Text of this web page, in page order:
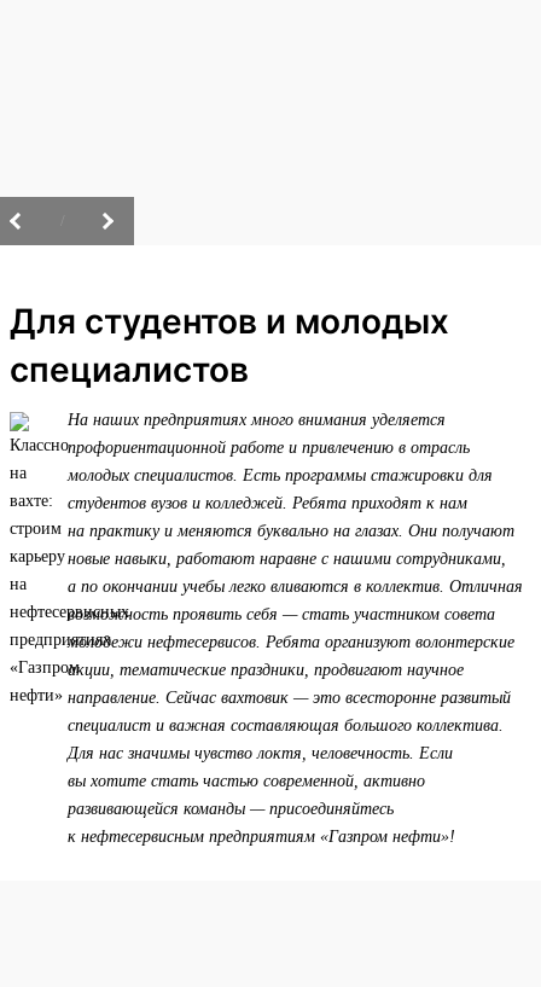
Для студентов и молодых
специалистов
На наших предприятиях много внимания уделяется
профориентационной работе и привлечению в отрасль
молодых специалистов. Есть программы стажировки для
студентов вузов и колледжей. Ребята приходят к нам
на практику и меняются буквально на глазах. Они получают
новые навыки, работают наравне с нашими сотрудниками,
а по окончании учебы легко вливаются в коллектив. Отличная
возможность проявить себя — стать участником совета
молодежи нефтесервисов. Ребята организуют волонтерские
акции, тематические праздники, продвигают научное
направление. Сейчас вахтовик — это всесторонне развитый
специалист и важная составляющая большого коллектива.
Для нас значимы чувство локтя, человечность. Если
вы хотите стать частью современной, активно
развивающейся команды — присоединяйтесь
к нефтесервисным предприятиям «Газпром нефти»!